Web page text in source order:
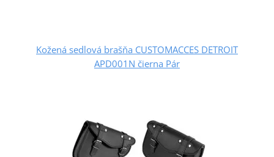
Kožená sedlová brašňa CUSTOMACCES DETROIT
APD001N čierna Pár